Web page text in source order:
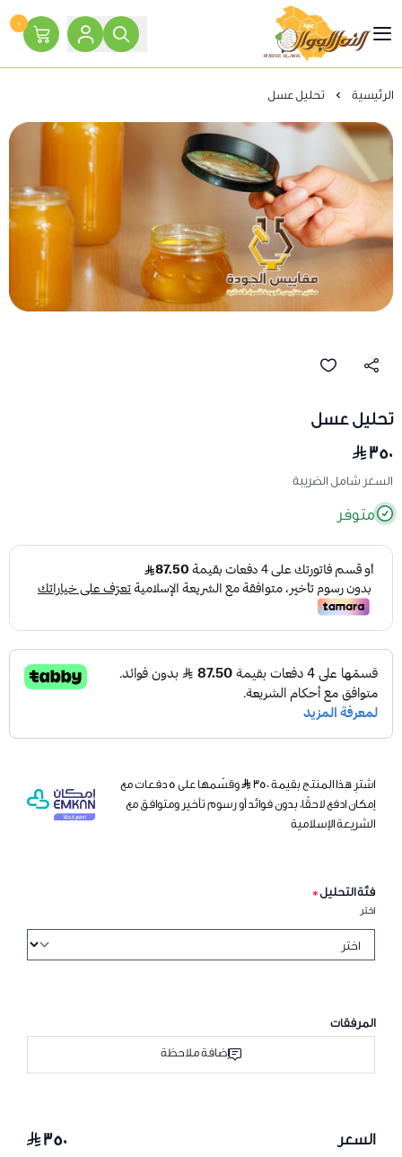
النحل الجوال
٠
الرئيسية تحليل عسل
تحليل عسل
٣٥٠
السعر شامل الضريبة
متوفر
اشترِ هذا المنتج بقيمة ٣٥٠
وقسّمها على 5 دفعات مع
إمكان ادفع لاحقًا، بدون فوائد أو رسوم تأخير ومتوافق مع
الشريعة الإسلامية
فئة التحليل*
اختر
المرفقات
إضافة ملاحظة
السعر ٣٥٠